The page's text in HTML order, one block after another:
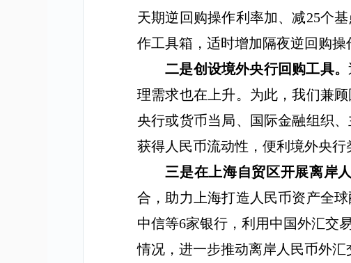
天期逆回购操作利率加、减25个基
作工具箱，适时增加隔夜逆回购操
二是创设境外央行回购工具。
理需求也在上升。为此，我们兼
央行或货币当局、国际金融组织
获得人民币流动性，便利境外央行
三是在上海自贸区开展离岸
合，助力上海打造人民币资产全
中信等6家银行，利用中国外汇交
情况，进一步推动离岸人民币外汇